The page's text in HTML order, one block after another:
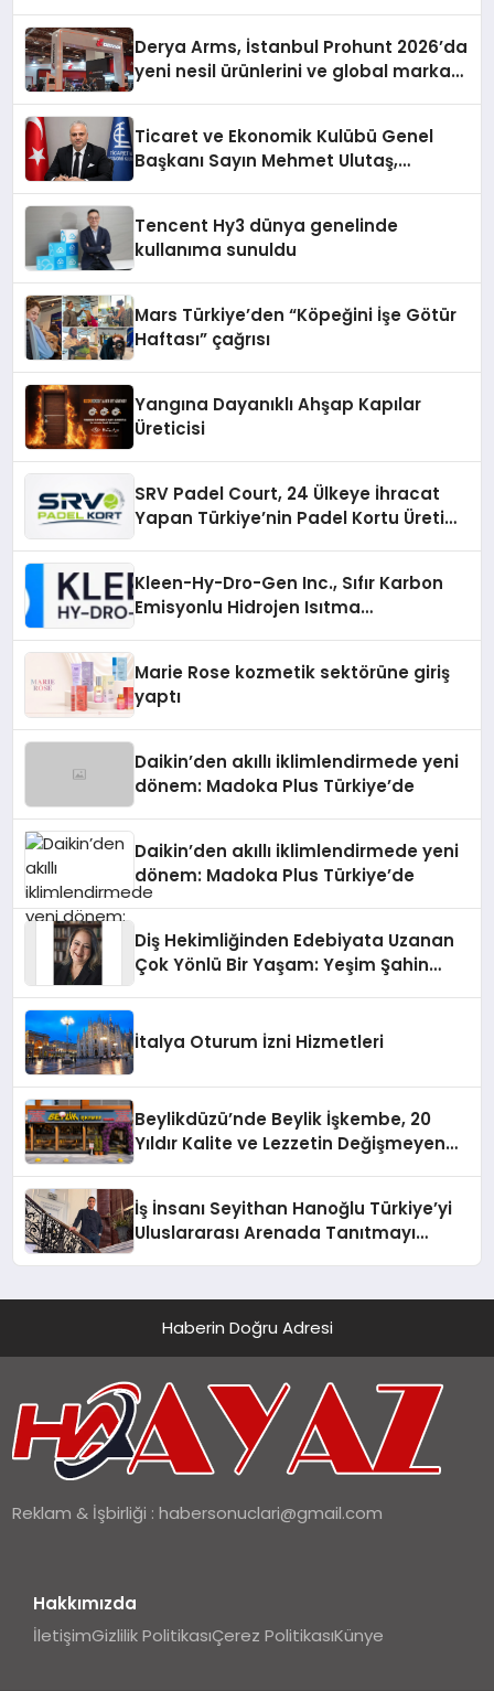
Derya Arms, İstanbul Prohunt 2026’da
yeni nesil ürünlerini ve global marka
Ticaret ve Ekonomik Kulübü Genel
Başkanı Sayın Mehmet Ulutaş,
Tencent Hy3 dünya genelinde
kullanıma sunuldu
Mars Türkiye’den “Köpeğini İşe Götür
Haftası” çağrısı
Yangına Dayanıklı Ahşap Kapılar
Üreticisi
SRV Padel Court, 24 Ülkeye İhracat
Yapan Türkiye’nin Padel Kortu Üretim
Kleen-Hy-Dro-Gen Inc., Sıfır Karbon
Emisyonlu Hidrojen Isıtma
Marie Rose kozmetik sektörüne giriş
yaptı
Daikin’den akıllı iklimlendirmede yeni
dönem: Madoka Plus Türkiye’de
Daikin’den akıllı iklimlendirmede yeni
dönem: Madoka Plus Türkiye’de
Diş Hekimliğinden Edebiyata Uzanan
Çok Yönlü Bir Yaşam: Yeşim Şahin
İtalya Oturum İzni Hizmetleri
Beylikdüzü’nde Beylik İşkembe, 20
Yıldır Kalite ve Lezzetin Değişmeyen
İş İnsanı Seyithan Hanoğlu Türkiye’yi
Uluslararası Arenada Tanıtmayı
Haberin Doğru Adresi
Reklam & İşbirliği :habersonuclari@gmail.com
Hakkımızda
İletişimGizlilik PolitikasıÇerez PolitikasıKünye